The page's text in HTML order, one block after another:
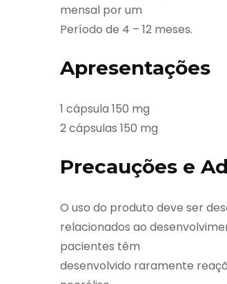
mensal por um
Período de 4 – 12 meses.
Apresentações
1 cápsula 150 mg
2 cápsulas 150 mg
Precauções e
O uso do produto deve ser
relacionados ao
pacientes têm
desenvolvido raramente